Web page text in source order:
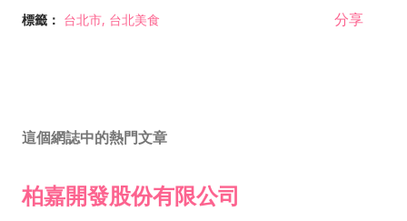
標籤： 台北市 台北美食 分享
這個網誌中的熱門文章
柏嘉開發股份有限公司